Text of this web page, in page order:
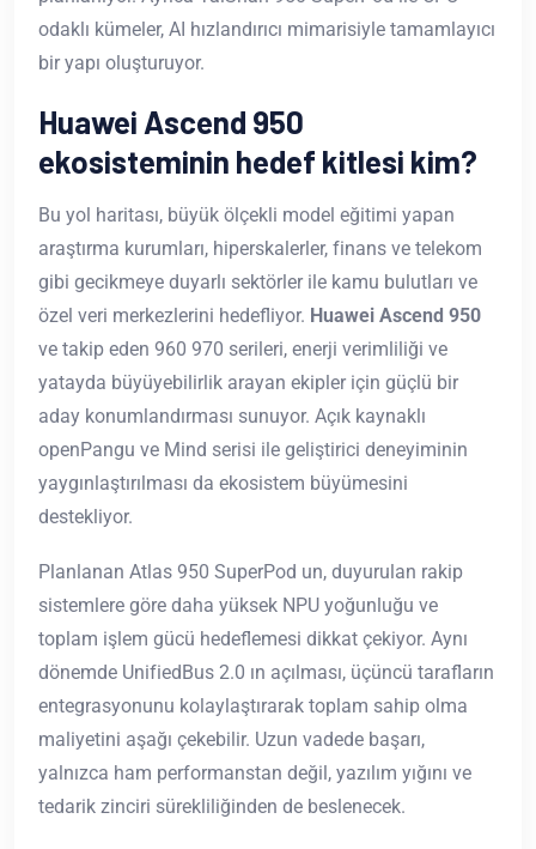
odaklı kümeler, AI hızlandırıcı mimarisiyle tamamlayıcı
bir yapı oluşturuyor.
Huawei Ascend 950
ekosisteminin hedef kitlesi kim?
Bu yol haritası, büyük ölçekli model eğitimi yapan
araştırma kurumları, hiperskalerler, finans ve telekom
gibi gecikmeye duyarlı sektörler ile kamu bulutları ve
özel veri merkezlerini hedefliyor. Huawei Ascend 950
ve takip eden 960 970 serileri, enerji verimliliği ve
yatayda büyüyebilirlik arayan ekipler için güçlü bir
aday konumlandırması sunuyor. Açık kaynaklı
openPangu ve Mind serisi ile geliştirici deneyiminin
yaygınlaştırılması da ekosistem büyümesini
destekliyor.
Planlanan Atlas 950 SuperPod un, duyurulan rakip
sistemlere göre daha yüksek NPU yoğunluğu ve
toplam işlem gücü hedeflemesi dikkat çekiyor. Aynı
dönemde UnifiedBus 2.0 ın açılması, üçüncü tarafların
entegrasyonunu kolaylaştırarak toplam sahip olma
maliyetini aşağı çekebilir. Uzun vadede başarı,
yalnızca ham performanstan değil, yazılım yığını ve
tedarik zinciri sürekliliğinden de beslenecek.